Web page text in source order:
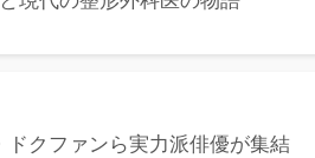
ドクファンら実力派俳優が集結